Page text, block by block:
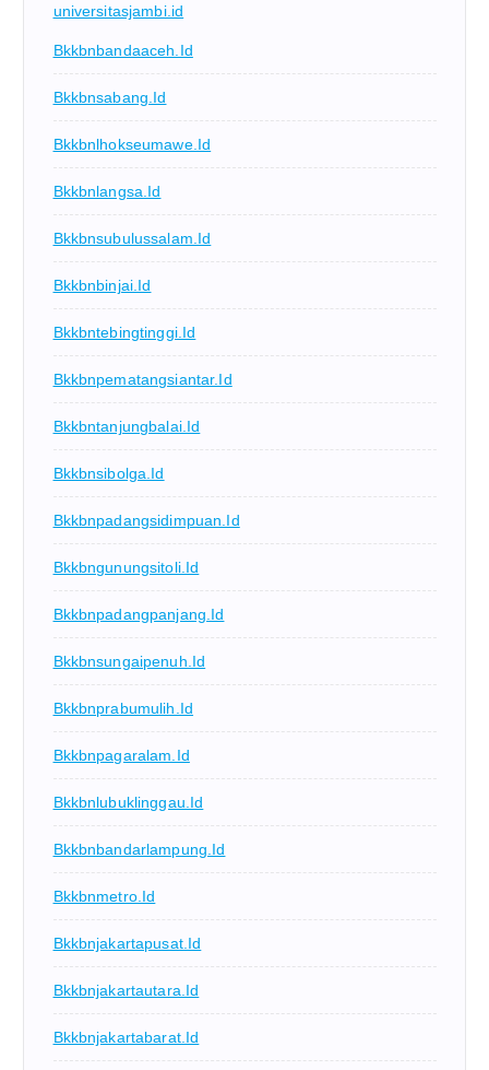
universitasjambi.id
Bkkbnbandaaceh.id
Bkkbnsabang.id
Bkkbnlhokseumawe.id
Bkkbnlangsa.id
Bkkbnsubulussalam.id
Bkkbnbinjai.id
Bkkbntebingtinggi.id
Bkkbnpematangsiantar.id
Bkkbntanjungbalai.id
Bkkbnsibolga.id
Bkkbnpadangsidimpuan.id
Bkkbngunungsitoli.id
Bkkbnpadangpanjang.id
Bkkbnsungaipenuh.id
Bkkbnprabumulih.id
Bkkbnpagaralam.id
Bkkbnlubuklinggau.id
Bkkbnbandarlampung.id
Bkkbnmetro.id
Bkkbnjakartapusat.id
Bkkbnjakartautara.id
Bkkbnjakartabarat.id